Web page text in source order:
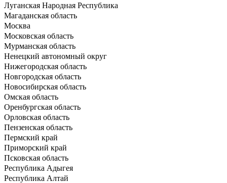
Луганская Народная Республика
Магаданская область
Москва
Московская область
Мурманская область
Ненецкий автономный округ
Нижегородская область
Новгородская область
Новосибирская область
Омская область
Оренбургская область
Орловская область
Пензенская область
Пермский край
Приморский край
Псковская область
Республика Адыгея
Республика Алтай